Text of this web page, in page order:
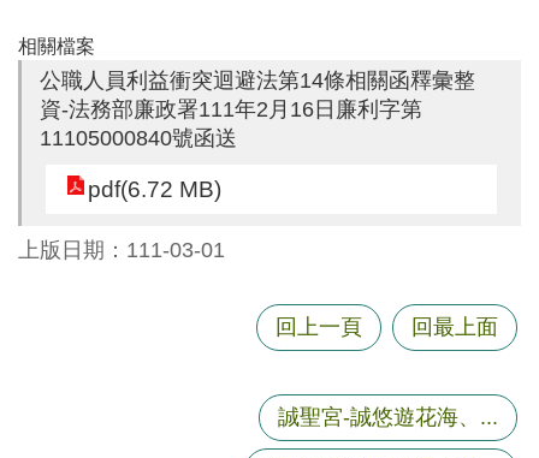
搜
尋
竹
區
相關檔案
公職人員利益衝突迴避法第14條相關函釋彙整
資-法務部廉政署111年2月16日廉利字第
11105000840號函送
pdf(6.72 MB)
上版日期：111-03-01
回上一頁 回最上面
誠聖宮-誠悠遊花海、...